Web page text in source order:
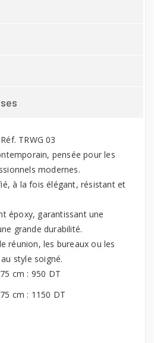
TRWG 03
pensée pour les
modernes.
à la fois élégant, résistant et
époxy, garantissant une
grande durabilité.
réunion, les bureaux ou les
style soigné.
cm : 950 DT
cm : 1150 DT